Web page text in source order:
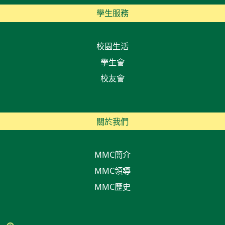
學生服務
校園生活
學生會
校友會
關於我們
MMC簡介
MMC領導
MMC歷史